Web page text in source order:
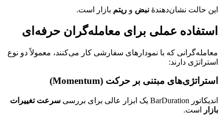
این حالت نشان‌دهندهٔ نبض و ریتم بازار است.
استفاده عملی برای معامله‌گران حرفه‌ای
معامله‌گرانی که با نمودارهای سفارشی کار می‌کنند، معمولاً دو نوع
استراتژی دارند:
استراتژی‌های مبتنی بر حرکت (Momentum)
اندیکاتور BarDuration یک ابزار عالی برای بررسی
سرعت تغییرات
بازار
است.